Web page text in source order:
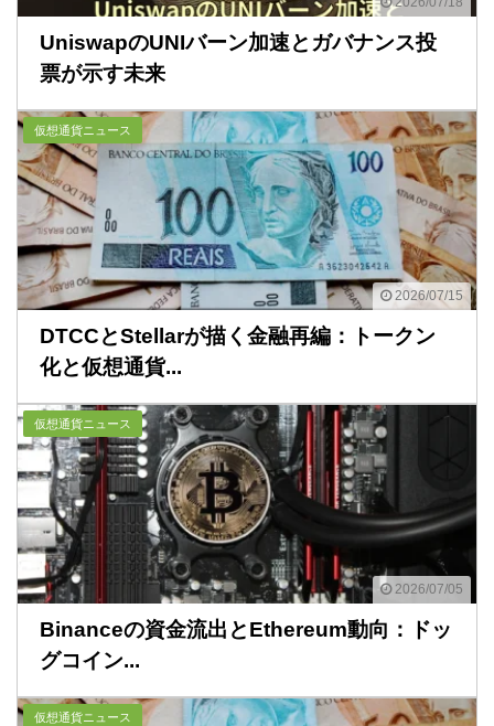
UniswapのUNIバーン加速とガバナンス投
票が示す未来
2026/07/15
仮想通貨ニュース
DTCCとStellarが描く金融再編：トークン
化と仮想通貨...
2026/07/05
仮想通貨ニュース
Binanceの資金流出とEthereum動向：ドッ
グコイン...
仮想通貨ニュース